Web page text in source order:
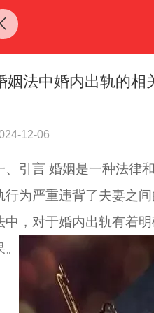
姻法中婚内出轨的相
12-06
、引言 婚姻是一种法律
行为严重违背了夫妻之
中，对于婚内出轨有着